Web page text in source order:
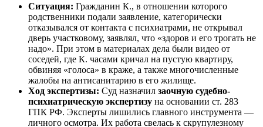
Ситуация: Гражданин К., в отношении которого
родственники подали заявление, категорически
отказывался от контакта с психиатрами, не открывал
дверь участковому, заявлял, что «здоров и его трогать не
надо». При этом в материалах дела были видео от
соседей, где К. часами кричал на пустую квартиру,
обвиняя «голоса» в краже, а также многочисленные
жалобы на антисанитарию в его жилище.
Ход экспертизы: Суд назначил заочную судебно-
психиатрическую экспертизу на основании ст. 283
ГПК РФ. Эксперты лишились главного инструмента —
личного осмотра. Их работа свелась к скрупулезному